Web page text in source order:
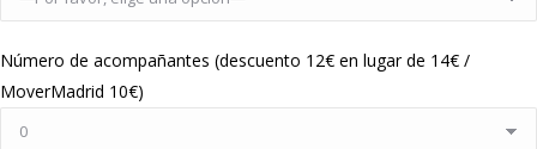
Número de acompañantes (descuento 12€ en lugar de 14€ /
MoverMadrid 10€)